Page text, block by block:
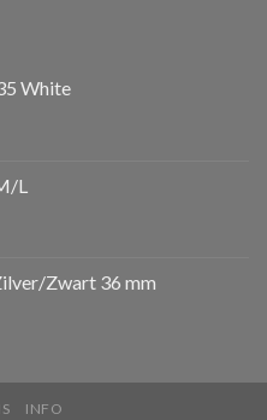
White
L
Zwart 36 mm
INFO